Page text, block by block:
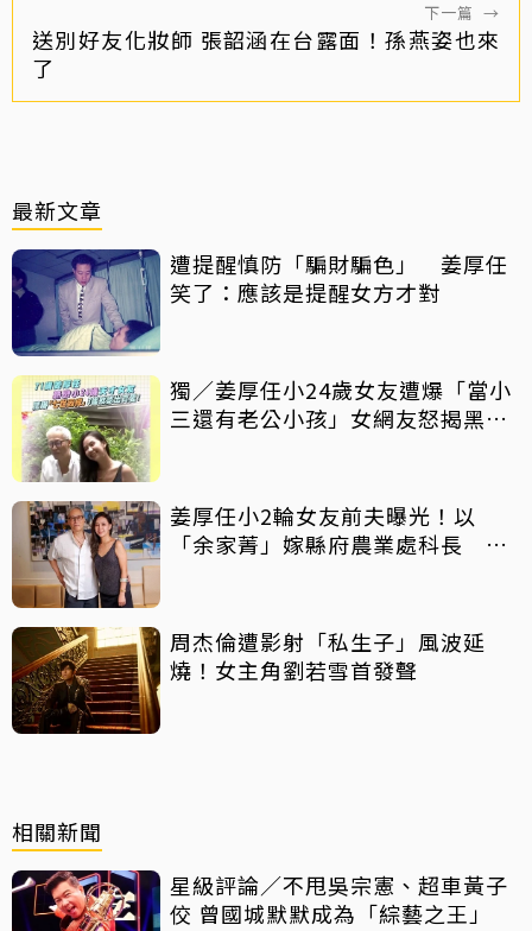
下一篇 →
送別好友化妝師 張韶涵在台露面！孫燕姿也來
了
最新文章
遭提醒慎防「騙財騙色」 姜厚任
笑了：應該是提醒女方才對
獨／姜厚任小24歲女友遭爆「當小
三還有老公小孩」女網友怒揭黑歷
姜厚任小2輪女友前夫曝光！以
「余家菁」嫁縣府農業處科長 交
周杰倫遭影射「私生子」風波延
燒！女主角劉若雪首發聲
相關新聞
星級評論／不甩吳宗憲、超車黃子
佼 曾國城默默成為「綜藝之王」